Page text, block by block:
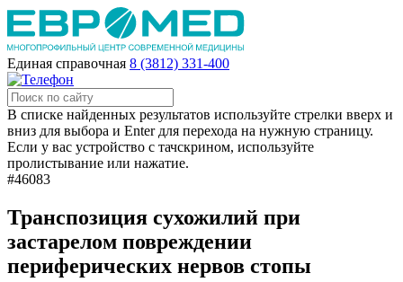
Единая справочная 8 (3812) 331-400
В списке найденных результатов используйте стрелки вверх и
вниз для выбора и Enter для перехода на нужную страницу.
Если у вас устройство с тачскрином, используйте
пролистывание или нажатие.
#46083
Транспозиция сухожилий при
застарелом повреждении
периферических нервов стопы